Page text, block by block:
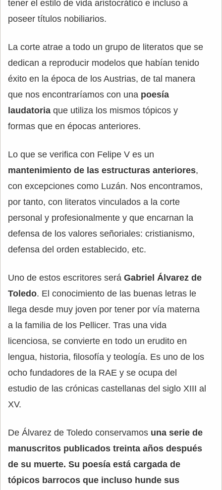
tener el estilo de vida aristocrático e incluso a
poseer títulos nobiliarios.
La corte atrae a todo un grupo de literatos que se
dedican a reproducir modelos que habían tenido
éxito en la época de los Austrias, de tal manera
que nos encontraríamos con una poesía
laudatoria que utiliza los mismos tópicos y
formas que en épocas anteriores.
Lo que se verifica con Felipe V es un
mantenimiento de las estructuras anteriores,
con excepciones como Luzán. Nos encontramos,
por tanto, con literatos vinculados a la corte
personal y profesionalmente y que encarnan la
defensa de los valores señoriales: cristianismo,
defensa del orden establecido, etc.
Uno de estos escritores será Gabriel Álvarez de
Toledo. El conocimiento de las buenas letras le
llega desde muy joven por tener por vía materna
a la familia de los Pellicer. Tras una vida
licenciosa, se convierte en todo un erudito en
lengua, historia, filosofía y teología. Es uno de los
ocho fundadores de la RAE y se ocupa del
estudio de las crónicas castellanas del siglo XIII al
XV.
De Álvarez de Toledo conservamos una serie de
manuscritos publicados treinta años después
de su muerte. Su poesía está cargada de
tópicos barrocos que incluso hunde sus